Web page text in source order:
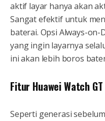
aktif layar hanya akan
Sangat efektif untuk
baterai. Opsi Always-
yang ingin layarnya
ini akan lebih boros
Fitur Huawei Watch
Seperti generasi